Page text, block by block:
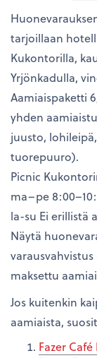
tarjoillaan
Kukontorilla,
Yrjönkadulla,
Aamiaispaketti
yhden
juusto,
tuorepuuro).
Picnic
ma–pe
la-su Ei erillistä
Näytä
maksettu
Jos kuitenkin
aamiaista,
Fazer